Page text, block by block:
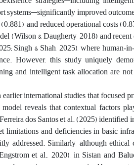
systems—significantly improved
and reduced operational costs
(Wilson & Daugherty, 2018) and
Singh & Shah, 2025), where
However, this study uniquely
and intelligent task allocation are
international studies that focused
model reveals that contextual factors
dos Santos et al. (2025) identified
limitations and deficiencies in basic
addressed. Similarly, although
et al., 2020), in Sistan and